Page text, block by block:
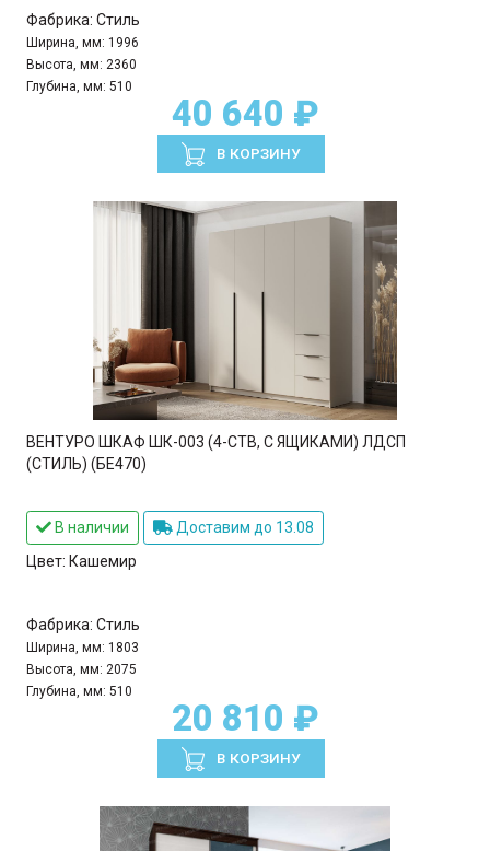
Фабрика: Стиль
Ширина, мм: 1996
Высота, мм: 2360
Глубина, мм: 510
40 640 ₽
В КОРЗИНУ
ВЕНТУРО ШКАФ ШК-003 (4-СТВ, С ЯЩИКАМИ) ЛДСП
(СТИЛЬ) (БЕ470)
В наличии
Доставим до 13.08
Цвет: Кашемир
Фабрика: Стиль
Ширина, мм: 1803
Высота, мм: 2075
Глубина, мм: 510
20 810 ₽
В КОРЗИНУ